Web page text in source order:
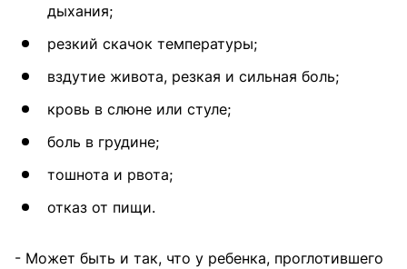
дыхания;
резкий скачок температуры;
вздутие живота, резкая и сильная боль;
кровь в слюне или стуле;
боль в грудине;
тошнота и рвота;
отказ от пищи.
- Может быть и так, что у ребенка, проглотившего